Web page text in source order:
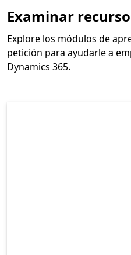
Examinar
Explore los módulos de
petición para ayudarle a
Dynamics 365.